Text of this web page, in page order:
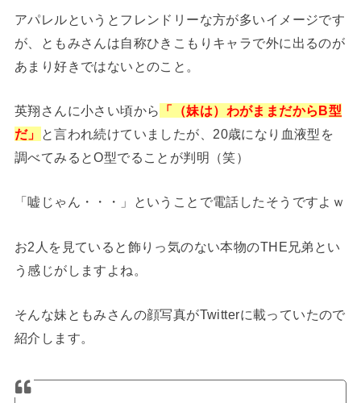
アパレルというとフレンドリーな方が多いイメージです
が、ともみさんは自称ひきこもりキャラで外に出るのが
あまり好きではないとのこと。
英翔さんに小さい頃から
「（妹は）わがままだからB型
だ」
と言われ続けていましたが、20歳になり血液型を
調べてみるとO型でることが判明（笑）
「嘘じゃん・・・」ということで電話したそうですよｗ
お2人を見ていると飾りっ気のない本物のTHE兄弟とい
う感じがしますよね。
そんな妹ともみさんの顔写真がTwitterに載っていたので
紹介します。